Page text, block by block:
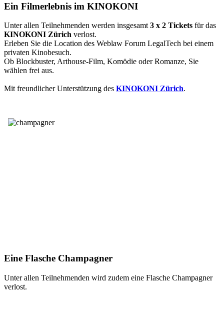
Ein Filmerlebnis im KINOKONI
Unter allen Teilnehmenden werden insgesamt 3 x 2 Tickets für das
KINOKONI Zürich verlost.
Erleben Sie die Location des Weblaw Forum LegalTech bei einem
privaten Kinobesuch.
Ob Blockbuster, Arthouse-Film, Komödie oder Romanze, Sie
wählen frei aus.
Mit freundlicher Unterstützung des KINOKONI Zürich.
Eine Flasche Champagner
Unter allen Teilnehmenden wird zudem eine Flasche Champagner
verlost.